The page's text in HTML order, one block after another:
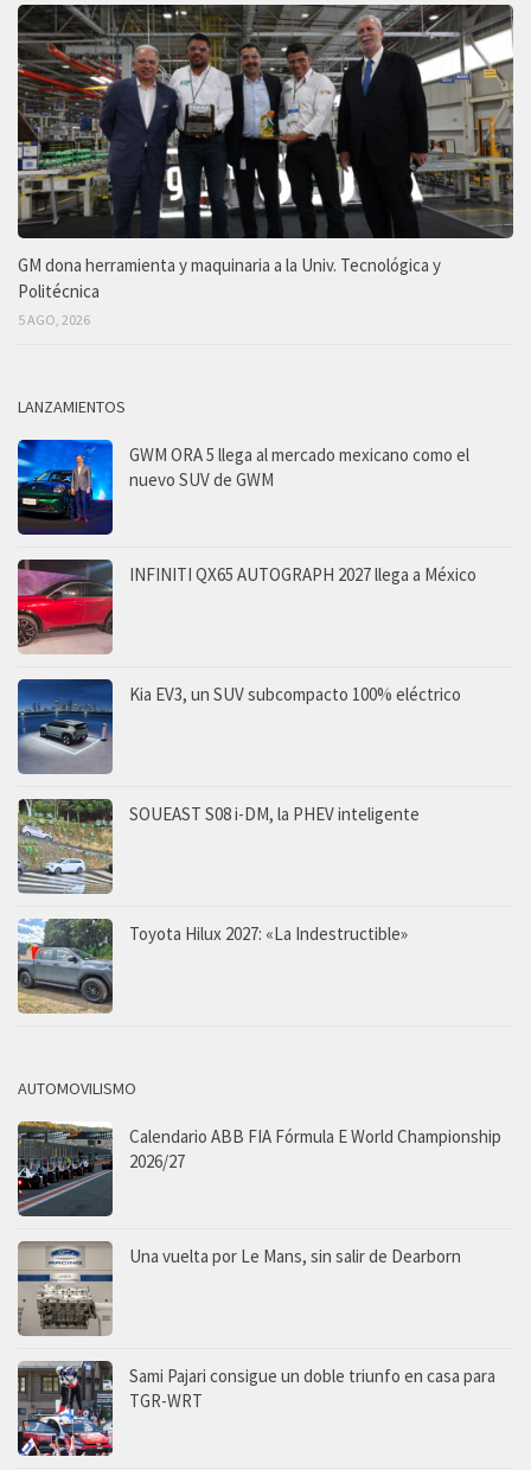
GM dona herramienta y maquinaria a la Univ. Tecnológica y
Politécnica
5 AGO, 2026
LANZAMIENTOS
GWM ORA 5 llega al mercado mexicano como el
nuevo SUV de GWM
INFINITI QX65 AUTOGRAPH 2027 llega a México
Kia EV3, un SUV subcompacto 100% eléctrico
SOUEAST S08 i-DM, la PHEV inteligente
Toyota Hilux 2027: «La Indestructible»
AUTOMOVILISMO
Calendario ABB FIA Fórmula E World Championship
2026/27
Una vuelta por Le Mans, sin salir de Dearborn
Sami Pajari consigue un doble triunfo en casa para
TGR-WRT